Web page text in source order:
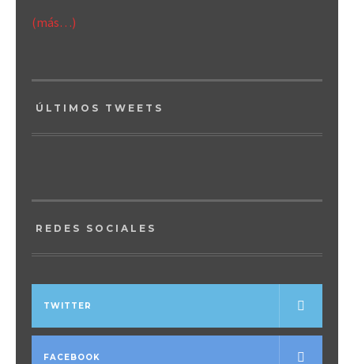
(más…)
ÚLTIMOS TWEETS
REDES SOCIALES
TWITTER
FACEBOOK